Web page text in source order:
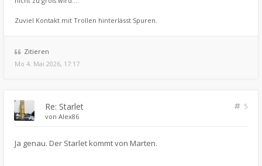
Zuviel Kontakt mit Trollen hinterlässt Spuren.
Zitieren
Mo 4. Mai 2026, 17:17
Re: Starlet
5
von Alex86
Ja genau. Der Starlet kommt von Marten.